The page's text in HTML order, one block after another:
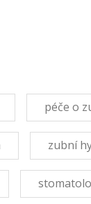
péče o
zubní